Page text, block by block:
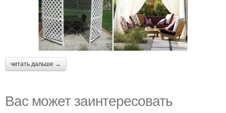
читать дальше →
Вас может заинтересовать